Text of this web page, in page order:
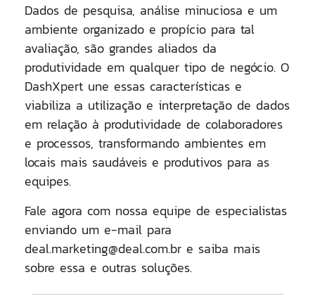
Dados de pesquisa, análise minuciosa e um
ambiente organizado e propício para tal
avaliação, são grandes aliados da
produtividade em qualquer tipo de negócio. O
DashXpert une essas características e
viabiliza a utilização e interpretação de dados
em relação à produtividade de colaboradores
e processos, transformando ambientes em
locais mais saudáveis e produtivos para as
equipes.
Fale agora com nossa equipe de especialistas
enviando um e-mail para
deal.marketing@deal.com.br e saiba mais
sobre essa e outras soluções.